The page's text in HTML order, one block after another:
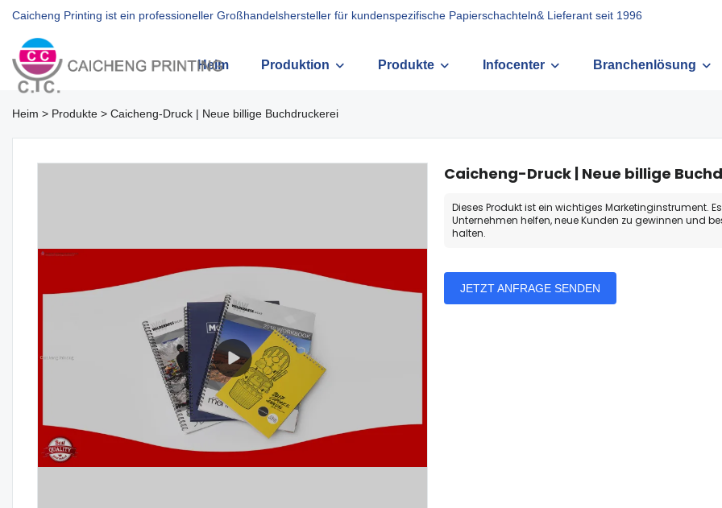
Caicheng Printing ist ein professioneller Großhandelshersteller für kundenspezifische Papierschachteln& Lieferant seit 1996
Heim Produktion Produkte Infocenter Branchenlösung
Heim > Produkte > Caicheng-Druck | Neue billige Buchdruckerei
Caicheng-Druck | Neue billige
Dieses Produkt ist ein wichtiges Marketinginstrument.
Unternehmen helfen, neue Kunden zu gewinnen und
halten.
JETZT ANFRAGE SENDEN